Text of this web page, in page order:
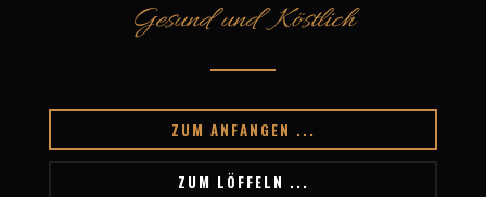
Gesund und Köstlich
ZUM ANFANGEN ...
ZUM LÖFFELN ...